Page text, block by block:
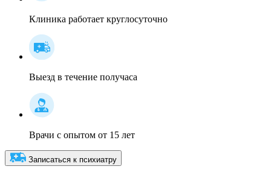
Клиника работает круглосуточно
Выезд в течение получаса
Врачи с опытом от 15 лет
Записаться к психиатру